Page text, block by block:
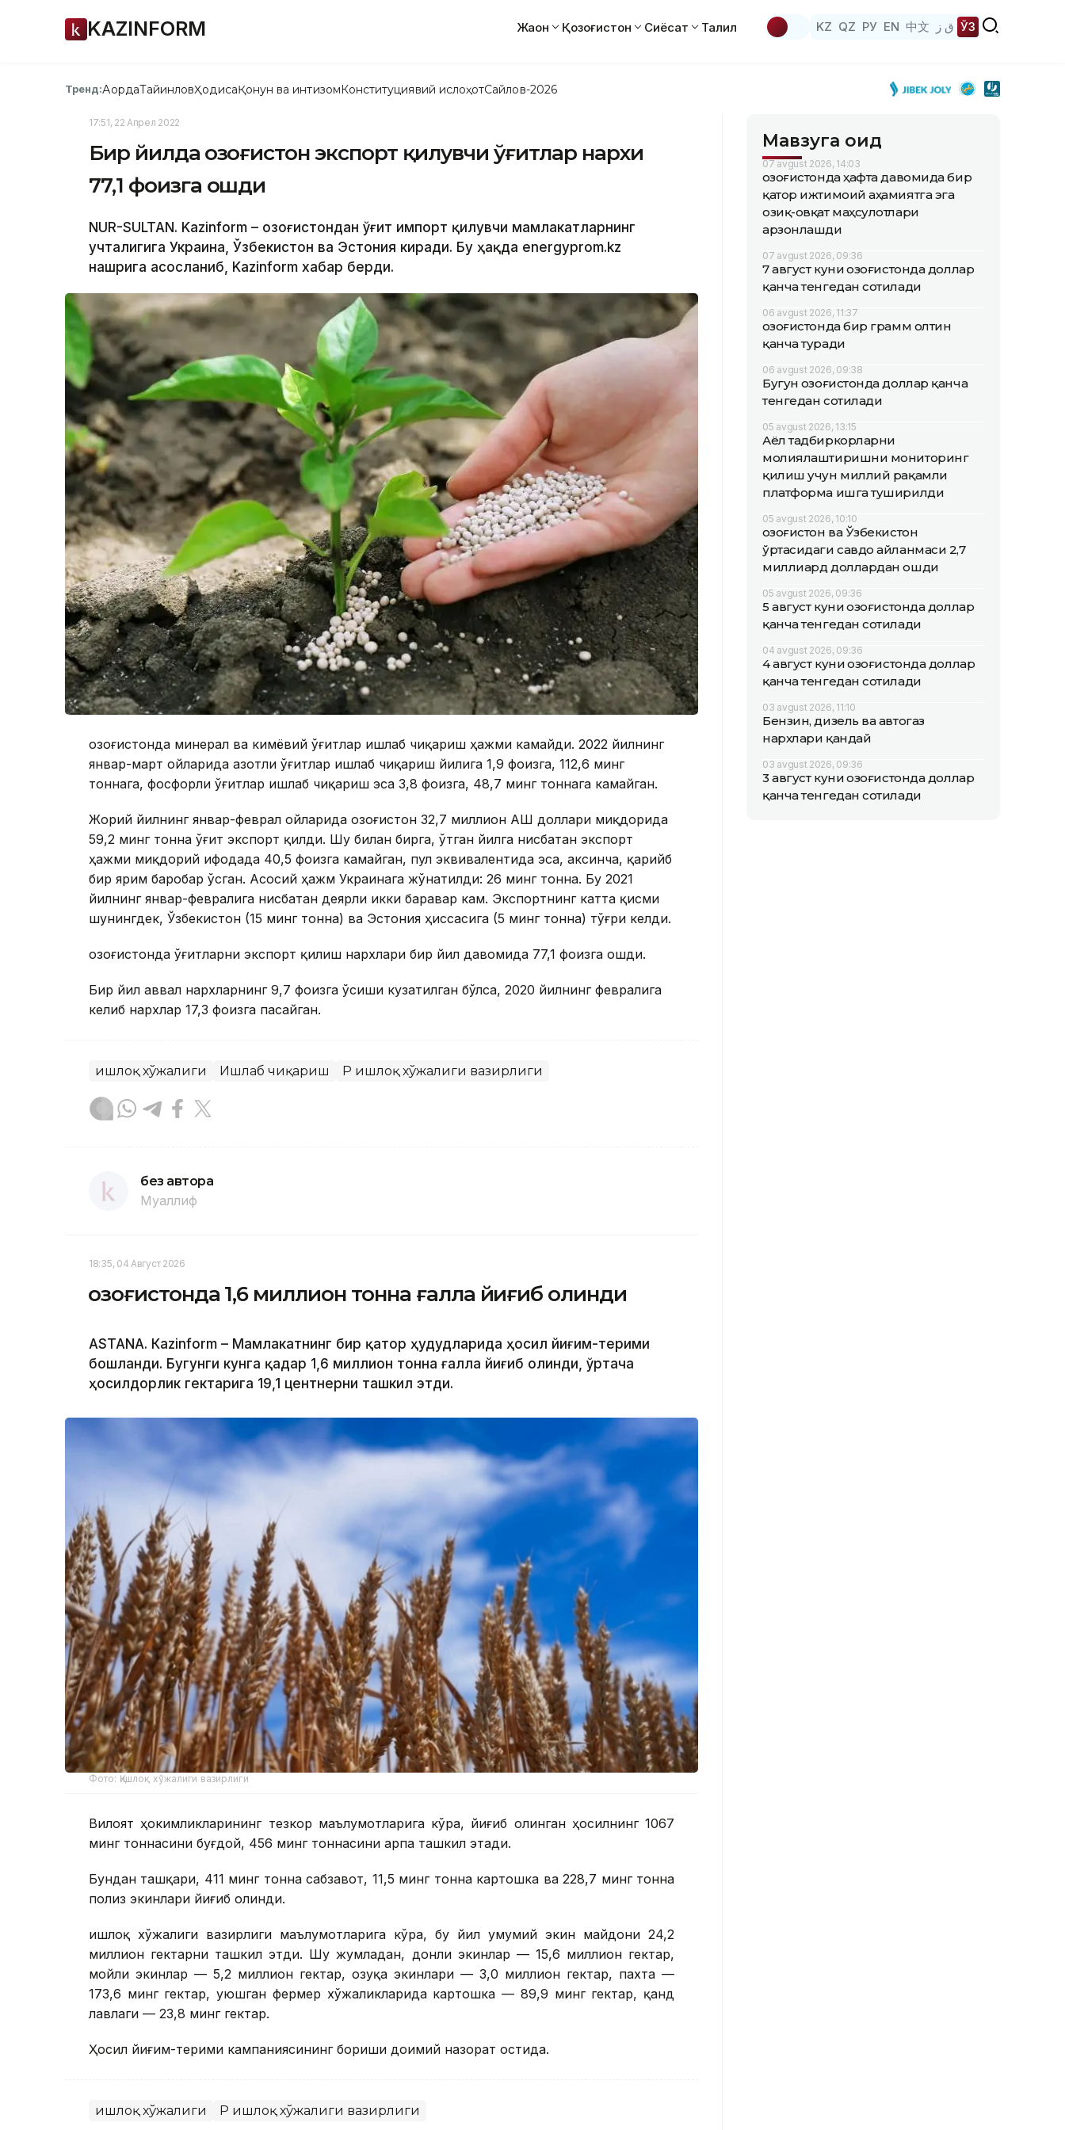
KAZINFORM Жаҳон Қозоғистон Сиёсат Таҳлил KZ QZ РУ EN 中文 ق ز ЎЗ
Тренд:АқордаТайинловҲодисаҚонун ва интизомКонституциявий ислоҳотСайлов-2026
17:51, 22 Апрел 2022
Бир йилда Қозоғистон экспорт қилувчи ўғитлар нархи
77,1 фоизга ошди
NUR-SULTAN. Kazinform – Қозоғистондан ўғит импорт қилувчи мамлакатларнинг
учталигига Украина, Ўзбекистон ва Эстония киради. Бу ҳақда energyprom.kz
нашрига асосланиб, Kazinform хабар берди.
Қозоғистонда минерал ва кимёвий ўғитлар ишлаб чиқариш ҳажми камайди. 2022 йилнинг
январ-март ойларида азотли ўғитлар ишлаб чиқариш йилига 1,9 фоизга, 112,6 минг
тоннага, фосфорли ўғитлар ишлаб чиқариш эса 3,8 фоизга, 48,7 минг тоннага камайган.
Жорий йилнинг январ-феврал ойларида Қозоғистон 32,7 миллион АҚШ доллари миқдорида
59,2 минг тонна ўғит экспорт қилди. Шу билан бирга, ўтган йилга нисбатан экспорт
ҳажми миқдорий ифодада 40,5 фоизга камайган, пул эквивалентида эса, аксинча, қарийб
бир ярим баробар ўсган. Асосий ҳажм Украинага жўнатилди: 26 минг тонна. Бу 2021
йилнинг январ-февралига нисбатан деярли икки баравар кам. Экспортнинг катта қисми
шунингдек, Ўзбекистон (15 минг тонна) ва Эстония ҳиссасига (5 минг тонна) тўғри келди.
Қозоғистонда ўғитларни экспорт қилиш нархлари бир йил давомида 77,1 фоизга ошди.
Бир йил аввал нархларнинг 9,7 фоизга ўсиши кузатилган бўлса, 2020 йилнинг февралига
келиб нархлар 17,3 фоизга пасайган.
Қишлоқ хўжалиги Ишлаб чиқариш ҚР Қишлоқ хўжалиги вазирлиги
без автора
Муаллиф
18:35, 04 Август 2026
Қозоғистонда 1,6 миллион тонна ғалла йиғиб олинди
ASTANА. Кazinform – Мамлакатнинг бир қатор ҳудудларида ҳосил йиғим-терими
бошланди. Бугунги кунга қадар 1,6 миллион тонна ғалла йиғиб олинди, ўртача
ҳосилдорлик гектарига 19,1 центнерни ташкил этди.
Фото: Қишлоқ хўжалиги вазирлиги
Вилоят ҳокимликларининг тезкор маълумотларига кўра, йиғиб олинган ҳосилнинг 1067
минг тоннасини буғдой, 456 минг тоннасини арпа ташкил этади.
Бундан ташқари, 411 минг тонна сабзавот, 11,5 минг тонна картошка ва 228,7 минг тонна
полиз экинлари йиғиб олинди.
Қишлоқ хўжалиги вазирлиги маълумотларига кўра, бу йил умумий экин майдони 24,2
миллион гектарни ташкил этди. Шу жумладан, донли экинлар — 15,6 миллион гектар,
мойли экинлар — 5,2 миллион гектар, озуқа экинлари — 3,0 миллион гектар, пахта —
173,6 минг гектар, уюшган фермер хўжаликларида картошка — 89,9 минг гектар, қанд
лавлаги — 23,8 минг гектар.
Ҳосил йиғим-терими кампаниясининг бориши доимий назорат остида.
Қишлоқ хўжалиги ҚР Қишлоқ хўжалиги вазирлиги
Мавзуга оид
07 avgust 2026, 14:03
Қозоғистонда ҳафта давомида бир
қатор ижтимоий аҳамиятга эга
озиқ-овқат маҳсулотлари
арзонлашди
07 avgust 2026, 09:36
7 август куни Қозоғистонда доллар
қанча тенгедан сотилади
06 avgust 2026, 11:37
Қозоғистонда бир грамм олтин
қанча туради
06 avgust 2026, 09:38
Бугун Қозоғистонда доллар қанча
тенгедан сотилади
05 avgust 2026, 13:15
Аёл тадбиркорларни
молиялаштиришни мониторинг
қилиш учун миллий рақамли
платформа ишга туширилди
05 avgust 2026, 10:10
Қозоғистон ва Ўзбекистон
ўртасидаги савдо айланмаси 2,7
миллиард доллардан ошди
05 avgust 2026, 09:36
5 август куни Қозоғистонда доллар
қанча тенгедан сотилади
04 avgust 2026, 09:36
4 август куни Қозоғистонда доллар
қанча тенгедан сотилади
03 avgust 2026, 11:10
Бензин, дизель ва автогаз
нархлари қандай
03 avgust 2026, 09:36
3 август куни Қозоғистонда доллар
қанча тенгедан сотилади